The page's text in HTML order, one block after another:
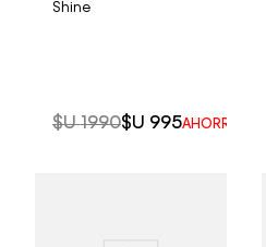
Shine
$U 1990$U 995AHORRO DEL